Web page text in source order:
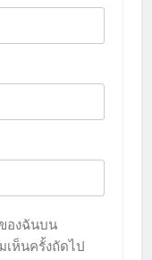
องฉันบน
เห็นครั้งถัดไป